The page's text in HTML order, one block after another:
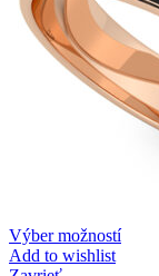
Výber možností
Add to wishlist